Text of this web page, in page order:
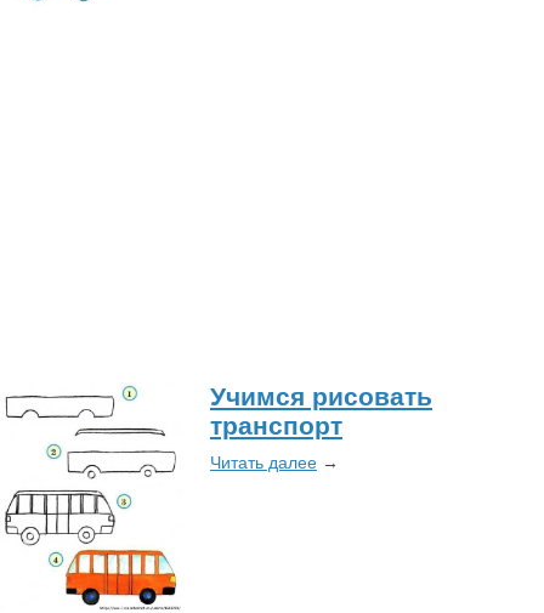
Учимся рисовать
транспорт
Читать далее →